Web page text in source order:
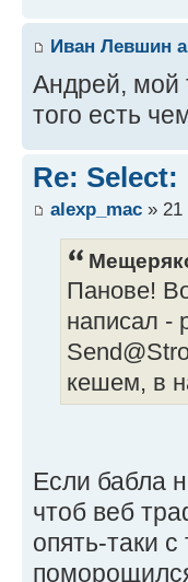
Иван Левшин
Андрей, мой
того есть
Re: Select:
alexp_mac » 21
Панове!
написал -
кешем, в
Если бабла
чтоб веб
опять-таки